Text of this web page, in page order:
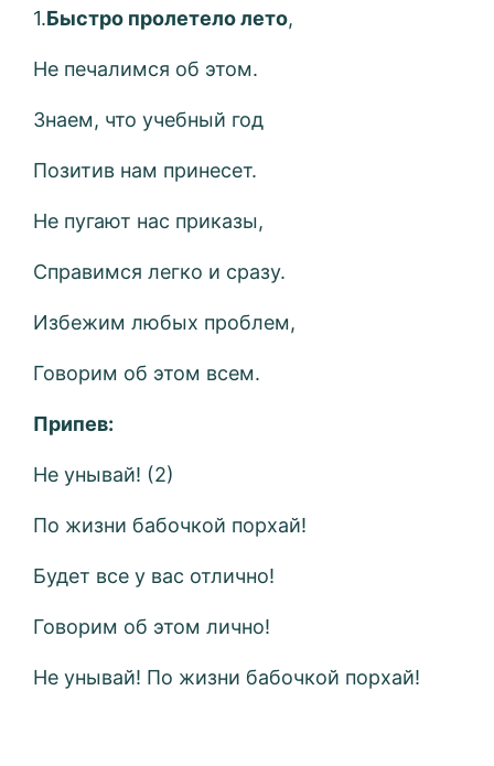
1.Быстро пролетело лето,
Не печалимся об этом.
Знаем, что учебный год
Позитив нам принесет.
Не пугают нас приказы,
Справимся легко и сразу.
Избежим любых проблем,
Говорим об этом всем.
Припев:
Не унывай! (2)
По жизни бабочкой порхай!
Будет все у вас отлично!
Говорим об этом лично!
Не унывай! По жизни бабочкой порхай!